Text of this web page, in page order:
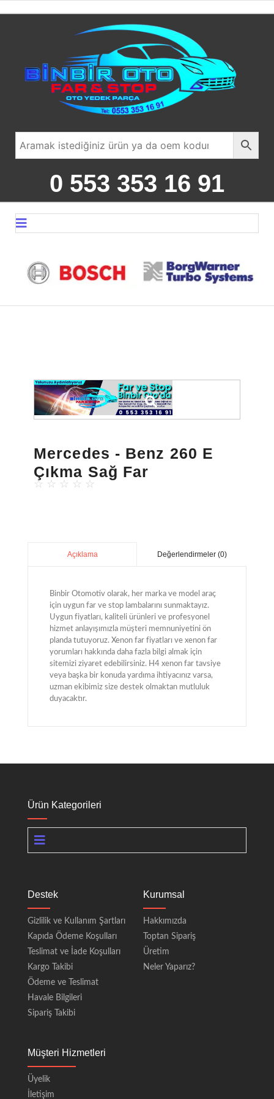
0 553 353 16 91
Mercedes - Benz 260 E
Çıkma Sağ Far
☆ ☆ ☆ ☆ ☆
Açıklama Değerlendirmeler (0)
Binbir Otomotiv olarak, her marka ve model araç
için uygun far ve stop lambalarını sunmaktayız.
Uygun fiyatları, kaliteli ürünleri ve profesyonel
hizmet anlayışımızla müşteri memnuniyetini ön
planda tutuyoruz. Xenon far fiyatları ve xenon far
yorumları hakkında daha fazla bilgi almak için
sitemizi ziyaret edebilirsiniz. H4 xenon far tavsiye
veya başka bir konuda yardıma ihtiyacınız varsa,
uzman ekibimiz size destek olmaktan mutluluk
duyacaktır.
Ürün Kategorileri
Destek
Gizlilik ve Kullanım Şartları
Kapıda Ödeme Koşulları
Teslimat ve İade Koşulları
Kargo Takibi
Ödeme ve Teslimat
Havale Bilgileri
Sipariş Takibi
Kurumsal
Hakkımızda
Toptan Sipariş
Üretim
Neler Yaparız?
Müşteri Hizmetleri
Üyelik
İletişim